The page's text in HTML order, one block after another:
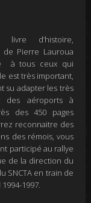
livre d’histoire,
de Pierre Lauroua
à tous ceux qui
est très important,
su adapter les très
des aéroports à
des 450 pages
reconnaitre des
des rémois, vous
participé au rallye
de la direction du
SNCTA en train de
1997.